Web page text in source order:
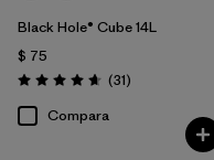
Black Hole® Cube 14L
$ 75
Valoración: 4.6 / 5
(31Comentarios
)
Compara